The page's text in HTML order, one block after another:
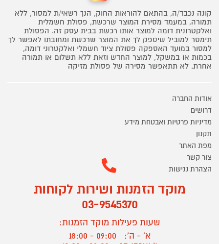
קונה נכבד/ה, בהתאם להוראות החוק, הנך רשאי/ת למסור, ללא
תמורה, במעמד מסירת המוצר שרכשת, פסולת חשמלית
ואלקטרונית דומה למוצר אותו רכשת בבית עסק זה. הפסולת
תימסר למוביל שיספק לך את המוצר שרכשת ומחובתו לאפשר לך
למסור במועד האספקה פסולת ציוד חשמלי ואלקטרוני דומה,
בכמות או במשקל, למוצר החדש וזאת ללא תשלום או תמורה
אחרת. לא תתאפשר מסירה של פסולת מזיקה
אודות החברה
דרושים
מדיניות פרטיות ואבטחת מידע
תקנון
מפת האתר
צור קשר
הצהרת נגישות
מוקד הזמנות ושירות לקוחות
03-9545370
שעות פעילות מוקד הזמנות:
א' - ה':
09:00 - 18:00